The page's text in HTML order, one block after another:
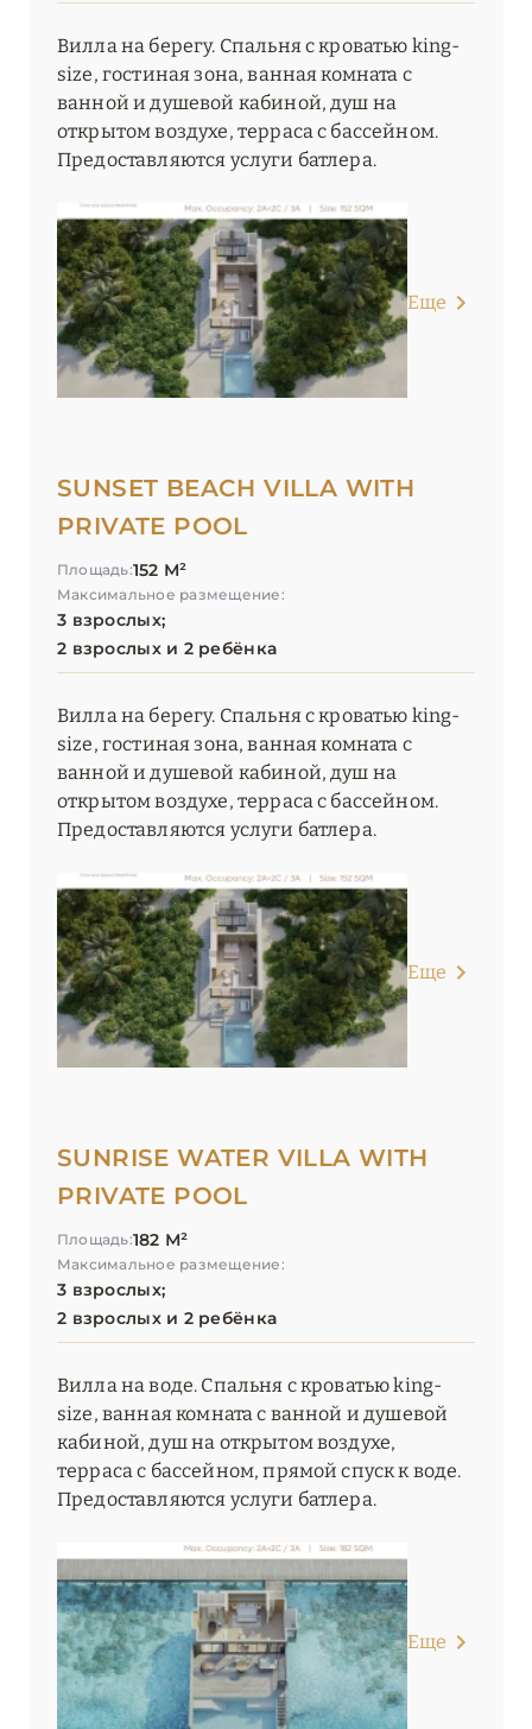
Вилла на берегу. Спальня с кроватью king-
size, гостиная зона, ванная комната с
ванной и душевой кабиной, душ на
открытом воздухе, терраса с бассейном.
Предоставляются услуги батлера.
Еще
SUNSET BEACH VILLA WITH
PRIVATE POOL
Площадь:152 М²
Максимальное размещение:
3 взрослых;
2 взрослых и 2 ребёнка
Вилла на берегу. Спальня с кроватью king-
size, гостиная зона, ванная комната с
ванной и душевой кабиной, душ на
открытом воздухе, терраса с бассейном.
Предоставляются услуги батлера.
Еще
SUNRISE WATER VILLA WITH
PRIVATE POOL
Площадь:182 М²
Максимальное размещение:
3 взрослых;
2 взрослых и 2 ребёнка
Вилла на воде. Спальня с кроватью king-
size, ванная комната с ванной и душевой
кабиной, душ на открытом воздухе,
терраса с бассейном, прямой спуск к воде.
Предоставляются услуги батлера.
Еще